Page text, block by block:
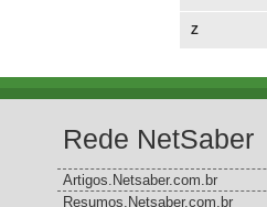
Z
Rede NetSaber
Artigos.Netsaber.com.br
Resumos.Netsaber.com.br